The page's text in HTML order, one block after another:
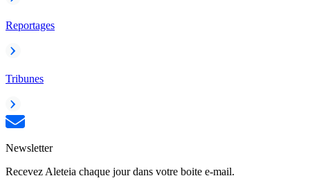
Reportages
Tribunes
Newsletter
Recevez Aleteia chaque jour dans votre boite e-mail.